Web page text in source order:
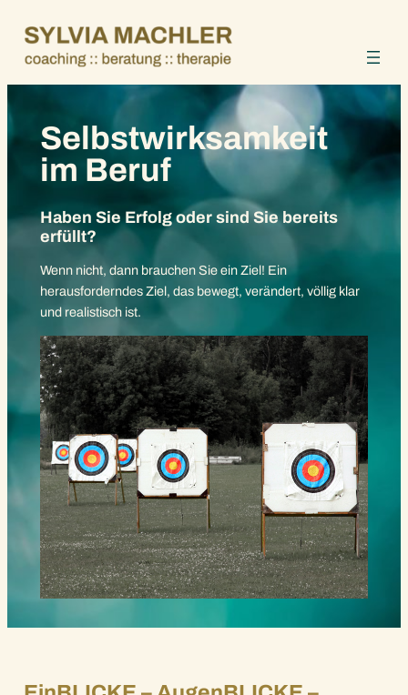
Inhalt
springen
Selbstwirksamkeit
im Beruf
Haben Sie Erfolg oder sind Sie bereits
erfüllt?
Wenn nicht, dann brauchen Sie ein Ziel! Ein
herausforderndes Ziel, das bewegt, verändert, völlig klar
und realistisch ist.